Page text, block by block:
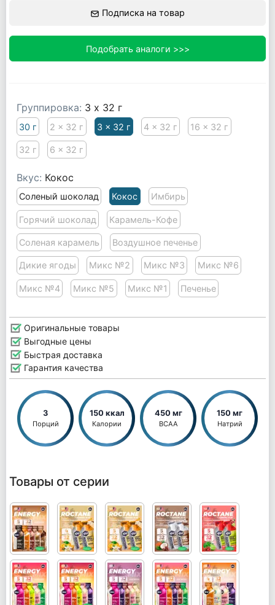
Подписка на товар
Подобрать аналоги >>>
Группировка: 3 x 32 г
30 г 2 x 32 г 3 x 32 г 4 x 32 г 16 x 32 г
32 г 6 x 32 г
Вкус: Кокос
Соленый шоколад Кокос Имбирь
Горячий шоколад Карамель-Кофе
Соленая карамель Воздушное печенье
Дикие ягоды Микс №2 Микс №3 Микс №6
Микс №4 Микс №5 Микс №1 Печенье
Оригинальные товары
Выгодные цены
Быстрая доставка
Гарантия качества
3
Порций
150 ккал
Калории
450 мг
BCAA
150 мг
Натрий
Товары от серии